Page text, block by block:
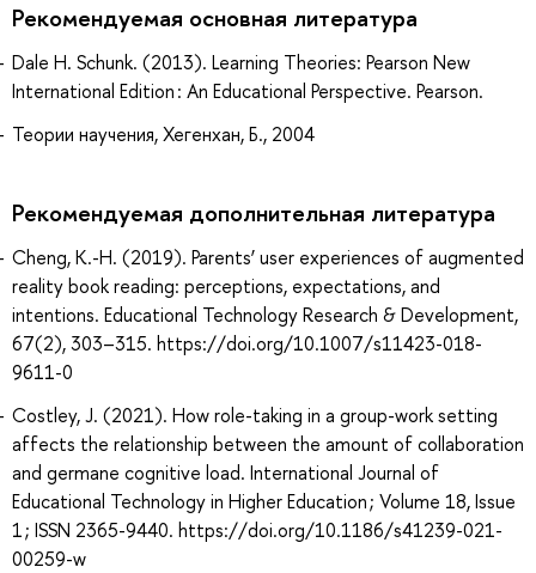
Рекомендуемая основная литература
Dale H. Schunk. (2013). Learning Theories: Pearson New
International Edition : An Educational Perspective. Pearson.
Теории научения, Хегенхан, Б., 2004
Рекомендуемая дополнительная литература
Cheng, K.-H. (2019). Parents’ user experiences of augmented
reality book reading: perceptions, expectations, and
intentions. Educational Technology Research & Development,
67(2), 303–315. https://doi.org/10.1007/s11423-018-
9611-0
Costley, J. (2021). How role-taking in a group-work setting
affects the relationship between the amount of collaboration
and germane cognitive load. International Journal of
Educational Technology in Higher Education ; Volume 18, Issue
1 ; ISSN 2365-9440. https://doi.org/10.1186/s41239-021-
00259-w